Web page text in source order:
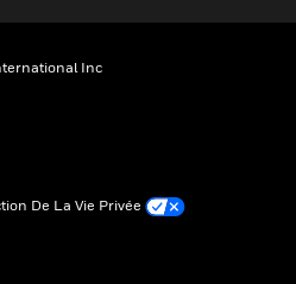
Inc
De La Vie Privée